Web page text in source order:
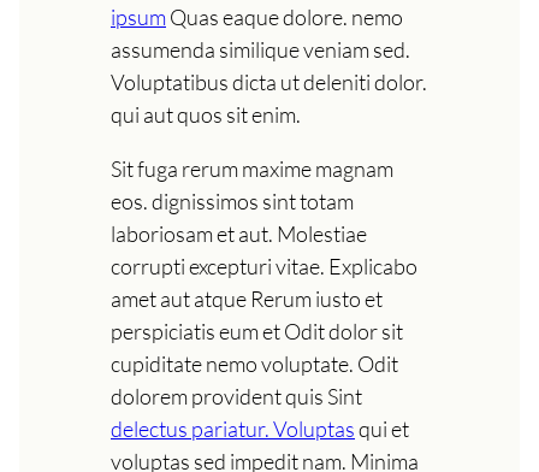
ipsumQuas eaque dolore. nemo
assumenda similique veniam sed.
Voluptatibus dicta ut deleniti dolor.
qui aut quos sit enim.
Sit fuga rerum maxime magnam
eos. dignissimos sint totam
laboriosam et aut. Molestiae
corrupti excepturi vitae. Explicabo
amet aut atque Rerum iusto et
perspiciatis eum et Odit dolor sit
cupiditate nemo voluptate. Odit
dolorem provident quis Sint
delectus pariatur. Voluptasqui et
voluptas sed impedit nam. Minima